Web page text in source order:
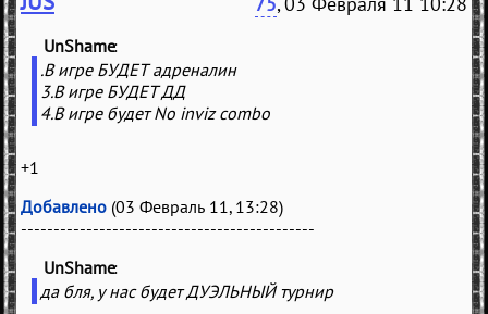
UnShame
.В игре БУДЕТ адреналин
3.В игре БУДЕТ ДД
4.В игре будет No inviz combo
+1
Добавлено (03 Февраль 11, 13:28)
---------------------------------------------
UnShame
да бля, у нас будет ДУЭЛЬНЫЙ турнир